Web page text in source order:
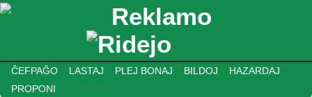
ĈEFPAĜO LASTAJ PLEJ BONAJ BILDOJ
HAZARDAJ
PROPONI